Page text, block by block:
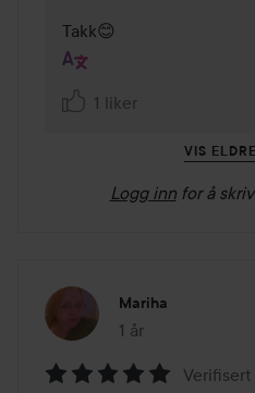
Takk😊
1 liker
VIS
Logg inn for å
Mariha
1 år
Innlegget ble